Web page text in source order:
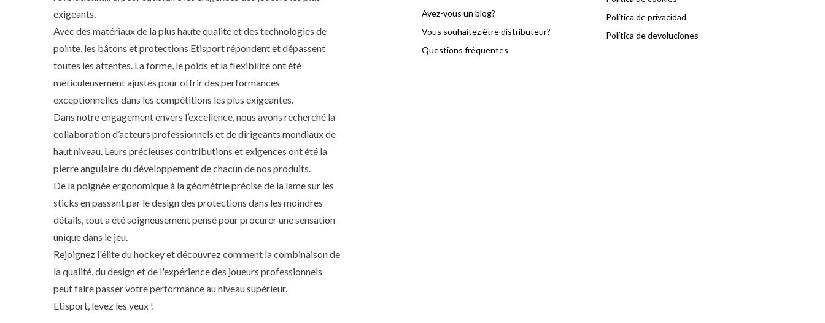
exigeants.
Avec des matériaux de la plus haute qualité et des technologies de
pointe, les bâtons et protections Etisport répondent et dépassent
toutes les attentes. La forme, le poids et la flexibilité ont été
méticuleusement ajustés pour offrir des performances
exceptionnelles dans les compétitions les plus exigeantes.
Dans notre engagement envers l’excellence, nous avons recherché la
collaboration d’acteurs professionnels et de dirigeants mondiaux de
haut niveau. Leurs précieuses contributions et exigences ont été la
pierre angulaire du développement de chacun de nos produits.
De la poignée ergonomique à la géométrie précise de la lame sur les
sticks en passant par le design des protections dans les moindres
détails, tout a été soigneusement pensé pour procurer une sensation
unique dans le jeu.
Rejoignez l'élite du hockey et découvrez comment la combinaison de
la qualité, du design et de l'expérience des joueurs professionnels
peut faire passer votre performance au niveau supérieur.
Etisport, levez les yeux !
Avez-vous un blog?
Vous souhaitez être distributeur?
Questions fréquentes
Política de privacidad
Política de devoluciones